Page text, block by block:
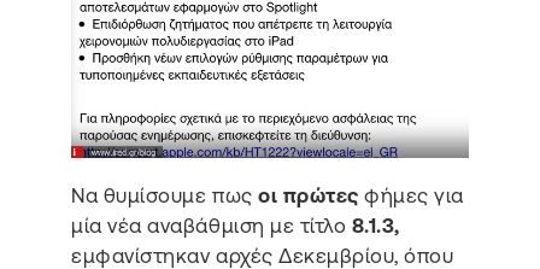
Να θυμίσουμε πωςοι πρώτες φήμες για
μία νέα αναβάθμιση με τίτλο 8.1.3,
εμφανίστηκαν αρχές Δεκεμβρίου, όπου